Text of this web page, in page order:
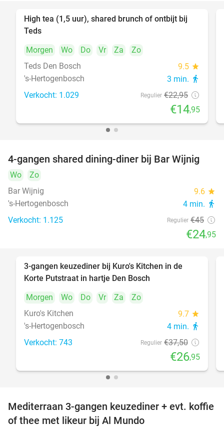
35%
High tea (1,5 uur), shared brunch of ontbijt bij
Teds
Morgen
Wo Do Vr Za
Zo
Teds Den Bosch
9.5 star
's-Hertogenbosch 3 min. directions_walk
Verkocht: 1.029 Regulier €22,95
€14,95
45%
4-gangen shared dining-diner bij Bar Wijnig
Wo
Zo
Bar Wijnig
9.6 star
's-Hertogenbosch 4 min. directions_walk
Verkocht: 1.125 Regulier €45
€24,95
3-gangen keuzediner bij Kuro's Kitchen in de
Korte Putstraat in hartje Den Bosch
Morgen
Wo Do Vr Za
Zo
Kuro's Kitchen
9.7 star
's-Hertogenbosch 4 min. directions_walk
Verkocht: 743 Regulier €37,50
€26,95
27%
Mediterraan 3-gangen keuzediner + evt. koffie
of thee met likeur bij Al Mundo